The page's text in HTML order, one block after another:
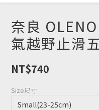
奈良
氣越野止滑
NT$740
Size尺寸